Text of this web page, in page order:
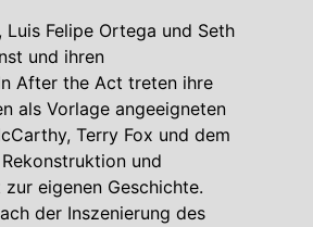
Felipe Ortega und Seth
und ihren
After the Act treten ihre
als Vorlage angeeigneten
Terry Fox und dem
und
eigenen Geschichte.
der Inszenierung des